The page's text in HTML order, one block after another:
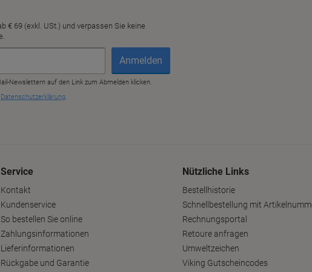
Service
Kontakt
Kundenservice
So bestellen Sie online
Zahlungsinformationen
Lieferinformationen
Rückgabe und Garantie
Nützliche Links
Bestellhistorie
Schnellbestellung mit
Rechnungsportal
Retoure anfragen
Umweltzeichen
Viking Gutscheincodes